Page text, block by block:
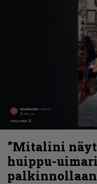
”Mitalini
huippu-
palkinnollaan